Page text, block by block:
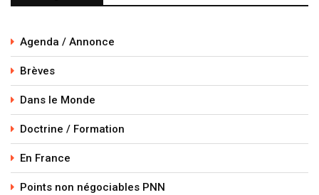
Agenda / Annonce
Brèves
Dans le Monde
Doctrine / Formation
En France
Points non négociables PNN